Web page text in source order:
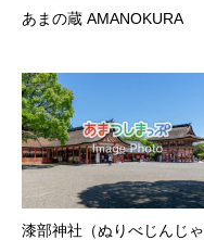
あまの蔵 AMANOKURA
漆部神社（ぬりべじんじゃ